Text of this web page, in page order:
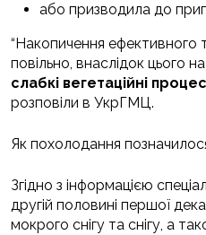
або призводила до
“Накопичення ефективного
повільно, внаслідок цього
слабкі вегетаційні
розповіли в УкрГМЦ.
Як похолодання
Згідно з інформацією
другій половині першої
мокрого снігу та снігу, а